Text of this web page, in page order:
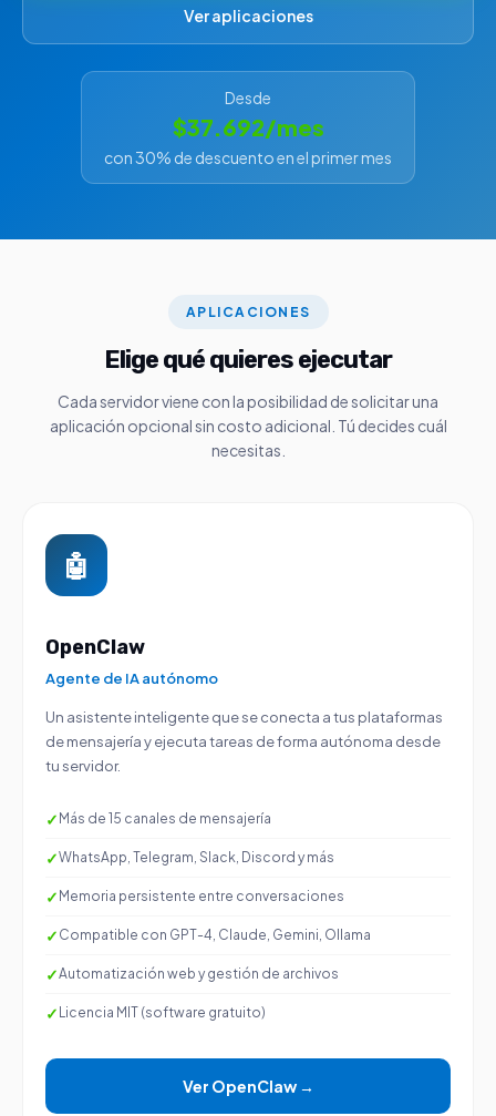
Ver aplicaciones
Desde
$37.692/mes
con 30% de descuento en el primer mes
APLICACIONES
Elige qué quieres ejecutar
Cada servidor viene con la posibilidad de solicitar una
aplicación opcional sin costo adicional. Tú decides cuál
necesitas.
🤖
OpenClaw
Agente de IA autónomo
Un asistente inteligente que se conecta a tus plataformas
de mensajería y ejecuta tareas de forma autónoma desde
tu servidor.
Más de 15 canales de mensajería
WhatsApp, Telegram, Slack, Discord y más
Memoria persistente entre conversaciones
Compatible con GPT-4, Claude, Gemini, Ollama
Automatización web y gestión de archivos
Licencia MIT (software gratuito)
Ver OpenClaw →